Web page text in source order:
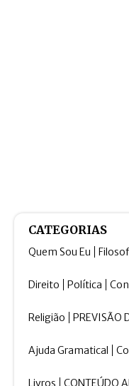
CATEGORIAS
Quem Sou Eu
Direito Política
Religião PREVISÃO
Ajuda Gramatical
Livros CONTEÚDO